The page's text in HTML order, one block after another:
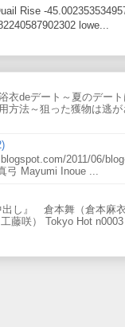
Rise -
lowe...
衣deデート～夏のデー
方法～狙った獲物は逃
2011/06/
弓 Mayumi Inoue ...
し』 倉本舞（倉本麻
藤咲） Tokyo Hot